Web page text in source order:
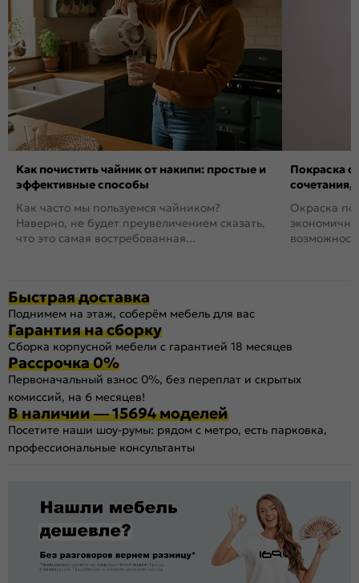
Как почистить чайник от накипи: простые и
эффективные способы
Как часто мы пользуемся чайником?
Наверно, не будет преувеличением сказать,
что это самая востребованная...
Покраска
сочетания,
Окраска
Быстрая доставка
Поднимем на этаж, соберём мебель для вас
Гарантия на сборку
Сборка корпусной мебели с гарантией 18 месяцев
Рассрочка 0%
Первоначальный взнос 0%, без переплат и скрытых
комиссий, на 6 месяцев!
В наличии — 15694 моделей
Посетите наши шоу-румы: рядом с метро, есть парковка,
профессиональные консультанты